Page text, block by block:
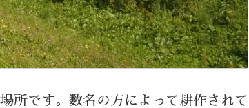
所です。数名の方によって耕作されて